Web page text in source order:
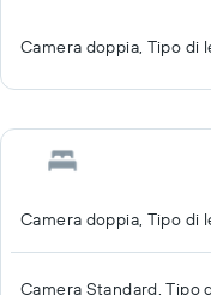
Camera doppia, Tipo di
Camera doppia, Tipo di
Camera Standard, Tipo